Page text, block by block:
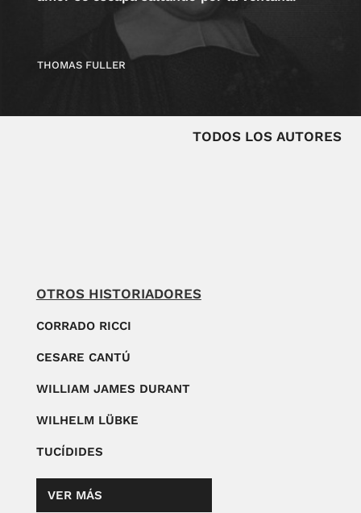
THOMAS FULLER
TODOS LOS AUTORES
OTROS HISTORIADORES
CORRADO RICCI
CESARE CANTÚ
WILLIAM JAMES DURANT
WILHELM LÜBKE
TUCÍDIDES
VER MÁS